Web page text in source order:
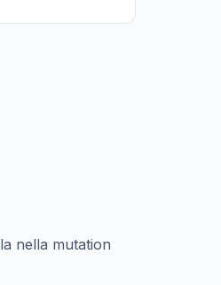
nella mutation